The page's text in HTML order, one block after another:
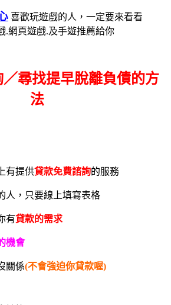
喜歡玩遊戲的人，一定要來看看
.網頁遊戲.及手遊推薦給你
／尋找提早脫離負債的方
法
有提供貸款免費諮詢的服務
人，只要線上填寫表格
有貸款的需求
機會
關係(不會強迫你貸款喔)